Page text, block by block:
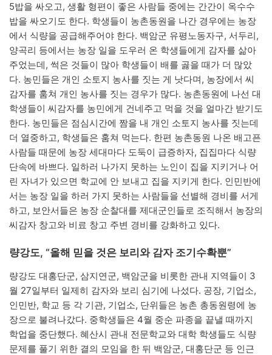
5밥을 싸오고, 생활 형편이 좋은 사람들 중에는 간간이 옥수수
밥을 싸오기도 한다. 학생들이 농촌동원을 나간 경우에는 농장
에서 식량을 공급해주어야 한다. 백암군 유평노동자구, 서두리,
양곡리 등에서는 농장 일을 도우러 온 학생들에게 감자를 삶아
주었는데, 썩은 것들이 많아 학생들이 배를 곯을 때가 더 많았
다. 농민들은 개인 소토지 농사를 짓는 게 낫다며, 농장에서 씨
감자를 훔쳐 개인 농사를 짓는 경우가 많다. 농촌동원에 나선 대
학생들이 씨감자를 농민에게 건네주고 먹을 것을 얼마간 받기도
한다. 농민들은 점심시간에 짬을 내 개인 소토지 농사를 짓는데
더 열중하고, 학생들은 훔쳐 먹는다. 한편 농촌동원 나온 배고픈
사람들 때문에 농장 세대마다 도둑이 급증하자, 집집마다 식량
단속에 바쁘다. 일하러 나가지 못하는 노인이 집을 지키거나 어
린 자녀가 있으면 학교에 안 보내고 집을 지키게 한다. 인민반에
서는 농장 일을 하러 가지 못하는 사람들을 선별해 경비를 서게
하고, 보안서들은 농장 순찰대를 제대군인들로 조직해서 농장의
씨감자 창고와 비료 창고 주변 경비를 강화하고 있다.
량강도, “올해 믿을 것은 보리와 감자 조기수확뿐”
량강도 대홍단군, 삼지연군, 백암군을 비롯한 관내 지역들이 3
월 27일부터 일제히 감자와 보리 심기에 나섰다. 공장, 기업소,
인민반, 학교 등 각 기관, 기업소, 단위들은 농촌 총동원령에 농
장으로 불려나갔다. 중학생들은 4월 중순 파종을 끝낼 때까지
학업을 중단했다. 혜산시 관내 전문학교와 대학 학생들도 식량
문제를 풀기 위한 결의 모임을 한 뒤 백암군, 대홍단군 등 인근